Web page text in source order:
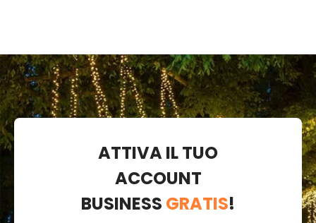
ATTIVA IL TUO
ACCOUNT
BUSINESS GRATIS!